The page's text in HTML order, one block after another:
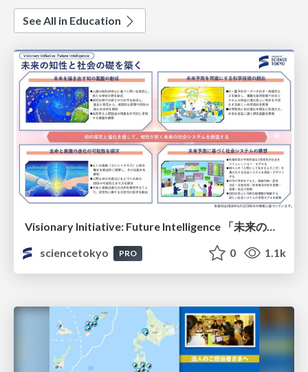
See All in Education
sciencetokyo
PRO 0 1.1k